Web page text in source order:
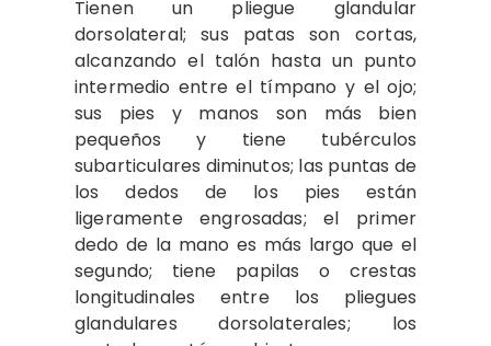
Tienen un pliegue glandular
dorsolateral; sus patas son cortas,
alcanzando el talón hasta un punto
intermedio entre el tímpano y el ojo;
sus pies y manos son más bien
pequeños y tiene tubérculos
subarticulares diminutos; las puntas de
los dedos de los pies están
ligeramente engrosadas; el primer
dedo de la mano es más largo que el
segundo; tiene papilas o crestas
longitudinales entre los pliegues
glandulares dorsolaterales; los